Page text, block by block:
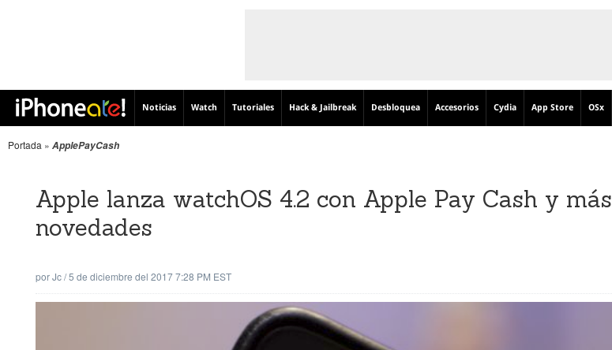
Noticias Watch Tutoriales Hack & Jailbreak Desbloquea Accesorios Cydia App Store OSx
Portada » ApplePayCash
Apple lanza watchOS 4.2 con Apple Pay Cash y más
novedades
porJc/5 de diciembre del 2017 7:28 PM EST